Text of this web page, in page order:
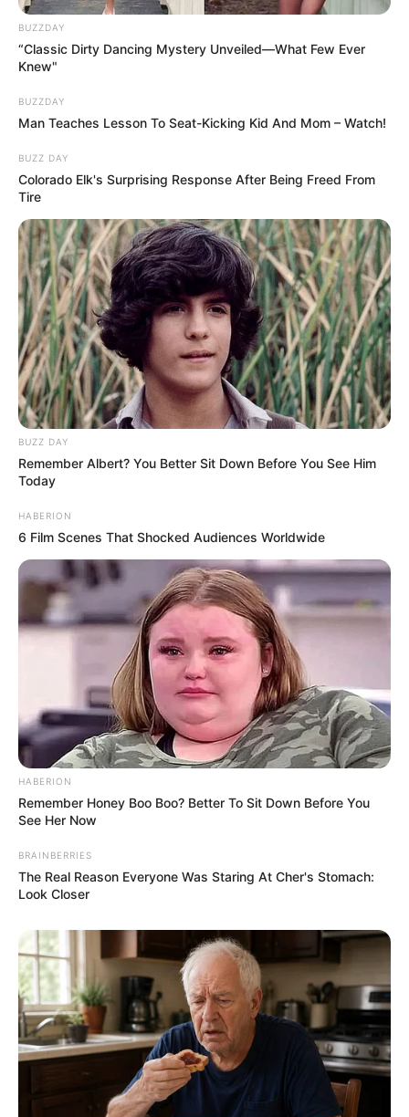
BUZZDAY
“Classic Dirty Dancing Mystery Unveiled—What Few Ever
Knew"
BUZZDAY
Man Teaches Lesson To Seat-Kicking Kid And Mom – Watch!
BUZZ DAY
Colorado Elk's Surprising Response After Being Freed From
Tire
BUZZ DAY
Remember Albert? You Better Sit Down Before You See Him
Today
HABERION
6 Film Scenes That Shocked Audiences Worldwide
HABERION
Remember Honey Boo Boo? Better To Sit Down Before You
See Her Now
BRAINBERRIES
The Real Reason Everyone Was Staring At Cher's Stomach:
Look Closer